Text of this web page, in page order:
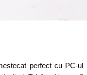
perfect cu PC-ul